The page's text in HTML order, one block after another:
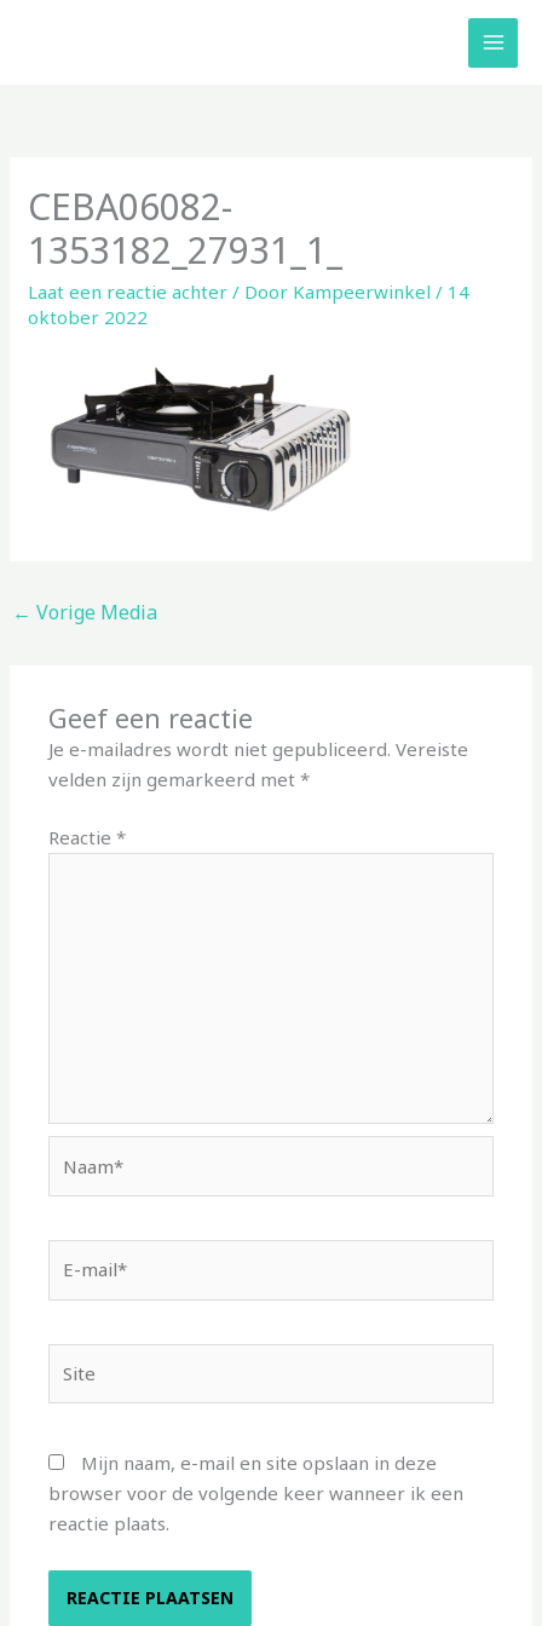
CEBA06082-
1353182_27931_1_
Laat een reactie achter / Door Kampeerwinkel/ 14
oktober 2022
← Vorige Media
Geef een reactie
Je e-mailadres wordt niet gepubliceerd. Vereiste
velden zijn gemarkeerd met*
Reactie*
mail*
Mijn naam, e-mail en site opslaan in deze
browser voor de volgende keer wanneer ik een
reactie plaats.